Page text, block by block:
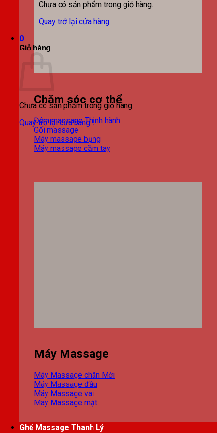
Chưa có sản phẩm trong giỏ hàng.
Quay trở lại cửa hàng
0
Giỏ hàng
Chưa có sản phẩm trong giỏ hàng.
Quay trở lại cửa hàng
Chăm sóc cơ thể
Đệm massage
Gối massage
Máy massage bụng
Máy massage cầm tay
Máy Massage
Máy Massage chân
Máy Massage đầu
Máy Massage vai
Máy Massage mặt
Ghế Massage Thanh Lý